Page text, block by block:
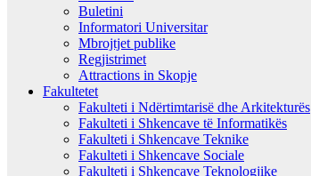
Buletini
Informatori Universitar
Mbrojtjet publike
Regjistrimet
Attractions in Skopje
Fakultetet
Fakulteti i Ndërtimtarisë dhe Arkitekturës
Fakulteti i Shkencave të Informatikës
Fakulteti i Shkencave Teknike
Fakulteti i Shkencave Sociale
Fakulteti i Shkencave Teknologjike